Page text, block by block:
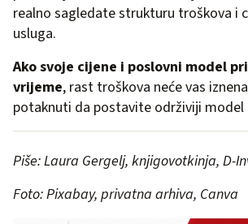
realno sagledate strukturu troškova i
usluga.
Ako svoje cijene i poslovni model
vrijeme, rast troškova neće vas
potaknuti da postavite održiviji model
Piše: Laura Gergelj, knjigovotkinja, D-
Foto: Pixabay, privatna arhiva, Canva